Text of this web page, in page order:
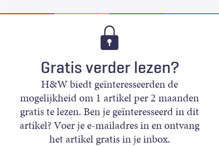
Gratis verder lezen?
H&W biedt geïnteresseerden de
mogelijkheid om 1 artikel per 2 maanden
gratis te lezen. Ben je geïnteresseerd in dit
artikel? Voer je e-mailadres in en ontvang
het artikel gratis in je inbox.